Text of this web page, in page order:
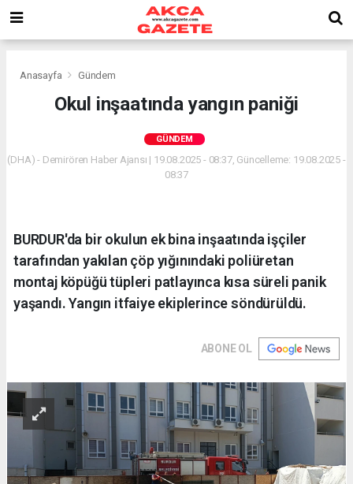
Anasayfa Gündem
Okul inşaatında yangın paniği
GÜNDEM
(DHA) - Demirören Haber Ajansı | 19.08.2025 - 08:37, Güncelleme: 19.08.2025 -
08:37
BURDUR'da bir okulun ek bina inşaatında işçiler
tarafından yakılan çöp yığınındaki poliüretan
montaj köpüğü tüpleri patlayınca kısa süreli panik
yaşandı. Yangın itfaiye ekiplerince söndürüldü.
ABONE OL